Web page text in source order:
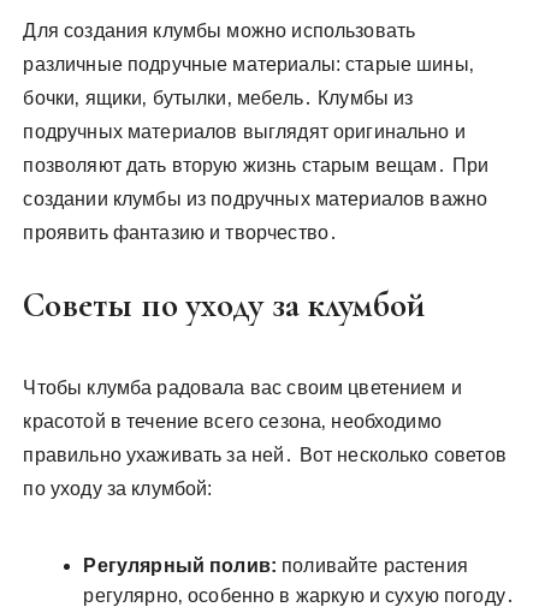
Для создания клумбы можно использовать
различные подручные материалы: старые шины‚
бочки‚ ящики‚ бутылки‚ мебель․ Клумбы из
подручных материалов выглядят оригинально и
позволяют дать вторую жизнь старым вещам․ При
создании клумбы из подручных материалов важно
проявить фантазию и творчество․
Советы по уходу за клумбой
Чтобы клумба радовала вас своим цветением и
красотой в течение всего сезона‚ необходимо
правильно ухаживать за ней․ Вот несколько советов
по уходу за клумбой:
Регулярный полив: поливайте растения
регулярно‚ особенно в жаркую и сухую погоду․